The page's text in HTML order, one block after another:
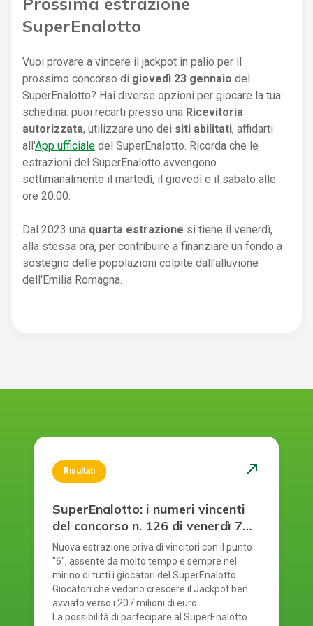
SuperEnalotto
Vuoi provare a vincere il jackpot in palio per il
prossimo concorso di giovedì 23 gennaio del
SuperEnalotto? Hai diverse opzioni per giocare la tua
schedina: puoi recarti presso una Ricevitoria
autorizzata, utilizzare uno dei siti abilitati, affidarti
all'App ufficiale del SuperEnalotto. Ricorda che le
estrazioni del SuperEnalotto avvengono
settimanalmente il martedì, il giovedì e il sabato alle
ore 20:00.
Dal 2023 una quarta estrazione si tiene il venerdì,
alla stessa ora, per contribuire a finanziare un fondo a
sostegno delle popolazioni colpite dall'alluvione
dell'Emilia Romagna.
Risultati north_east
SuperEnalotto: i numeri vincenti
del concorso n. 126 di venerdì 7
agosto 2026
Nuova estrazione priva di vincitori con il punto
"6", assente da molto tempo e sempre nel
mirino di tutti i giocatori del SuperEnalotto.
Giocatori che vedono crescere il Jackpot ben
avviato verso i 207 milioni di euro.
La possibilità di partecipare al SuperEnalotto